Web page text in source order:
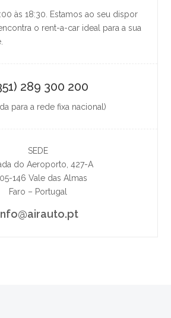
às 18:30. Estamos ao seu dispor
o rent-a-car ideal para a sua
289 300 200
para a rede fixa nacional)
SEDE
do Aeroporto, 427-A
146 Vale das Almas
Faro – Portugal